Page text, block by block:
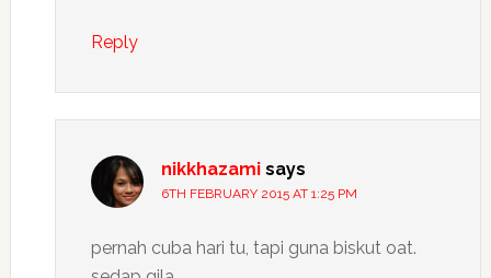
Reply
nikkhazami says
6TH FEBRUARY 2015 AT 1:25 PM
pernah cuba hari tu, tapi guna biskut oat.